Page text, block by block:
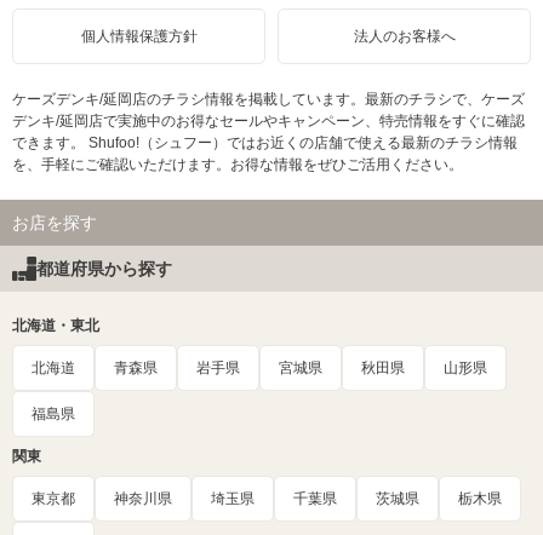
個人情報保護方針 法人のお客様へ
ケーズデンキ/延岡店のチラシ情報を掲載しています。最新のチラシで、ケーズ
デンキ/延岡店で実施中のお得なセールやキャンペーン、特売情報をすぐに確認
できます。 Shufoo!（シュフー）ではお近くの店舗で使える最新のチラシ情報
を、手軽にご確認いただけます。お得な情報をぜひご活用ください。
お店を探す
都道府県から探す
北海道・東北
北海道 青森県 岩手県 宮城県 秋田県 山形県
福島県
関東
東京都 神奈川県 埼玉県 千葉県 茨城県 栃木県